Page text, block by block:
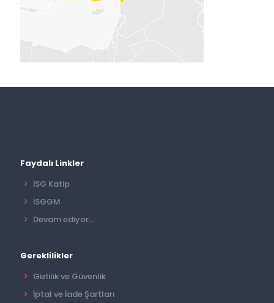
Faydalı Linkler
İSG Katip
İSGGM
Devam ediyor...
Gereklilikler
Gizlilik ve Güvenlik
İptal ve İade Şartları